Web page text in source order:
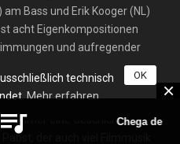
Bass und Erik Kooger (NL)
acht Eigenkompositionen
und aufregender
über ihn berichtet wird,
wie „Poet am Piano“ oder
Ein Grund hierfür mag sein,
immer eine Geschichte ist,
der auch viel Filmmusik
Chega de Saudade (No
technisch
Mehr erfahren
OK